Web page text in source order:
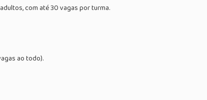
com até 30 vagas por turma.
ao todo).